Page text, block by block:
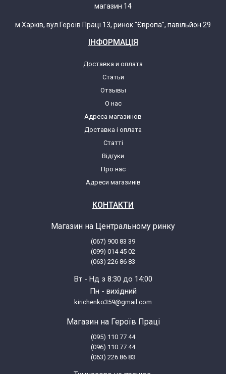
магазин 14
м.Харків, вул.Героїв Праці 13, ринок "Європа", павільйон 29
ІНФОРМАЦІЯ
Доставка и оплата
Статьи
Отзывы
О нас
Адреса магазинов
Доставка і оплата
Статті
Відгуки
Про нас
Адреси магазинів
КОНТАКТИ
Магазин на Центральному ринку
(067) 900 83 39
(099) 014 45 02
(063) 226 86 83
Вт - Нд з 8:30 до 14:00
Пн - вихідний
kirichenko359@gmail.com
Магазин на Героїв Праці
(095) 110 77 44
(096) 110 77 44
(063) 226 86 83